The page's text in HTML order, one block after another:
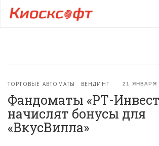
21 ЯНВАРЯ
ТОРГОВЫЕ АВТОМАТЫ ВЕНДИНГ
Фандоматы «РТ-
начислят бонусы для
«ВкусВилла»